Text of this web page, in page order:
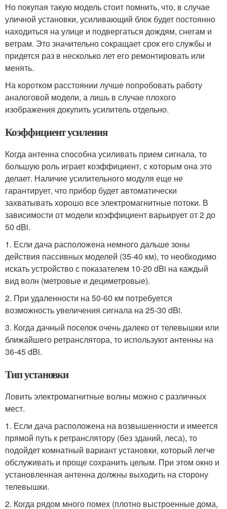
Но покупая такую модель стоит помнить, что, в случае
уличной установки, усиливающий блок будет постоянно
находиться на улице и подвергаться дождям, снегам и
ветрам. Это значительно сокращает срок его службы и
придется раз в несколько лет его ремонтировать или
менять.
На коротком расстоянии лучше попробовать работу
аналоговой модели, а лишь в случае плохого
изображения докупить усилитель отдельно.
Коэффициент усиления
Когда антенна способна усиливать прием сигнала, то
большую роль играет коэффициент, с которым она это
делает. Наличие усилительного модуля еще не
гарантирует, что прибор будет автоматически
захватывать хорошо все электромагнитные потоки. В
зависимости от модели коэффициент варьирует от 2 до
50 dBi.
1. Если дача расположена немного дальше зоны
действия пассивных моделей (35-40 км), то необходимо
искать устройство с показателем 10-20 dBi на каждый
вид волн (метровые и дециметровые).
2. При удаленности на 50-60 км потребуется
возможность увеличения сигнала на 25-30 dBi.
3. Когда дачный поселок очень далеко от телевышки или
ближайшего ретранслятора, то используют антенны на
36-45 dBi.
Тип установки
Ловить электромагнитные волны можно с различных
мест.
1. Если дача расположена на возвышенности и имеется
прямой путь к ретранслятору (без зданий, леса), то
подойдет комнатный вариант установки, который легче
обслуживать и проще сохранить целым. При этом окно и
установленная антенна должны выходить на сторону
телевышки.
2. Когда рядом много помех (плотно выстроенные дома,